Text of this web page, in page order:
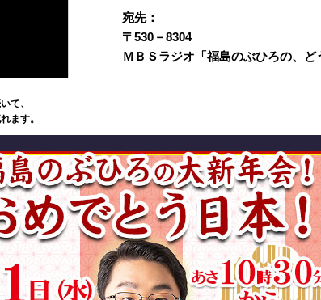
て、
ます。
宛先：
〒530－8304
ＭＢＳラジオ「福島のぶひろの、